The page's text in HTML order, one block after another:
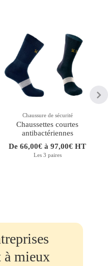
Chaussure de sécurité
Chaussettes courtes
antibactériennes
De 66,00€ à 97,00€ HT
Les 3 paires
à mieux